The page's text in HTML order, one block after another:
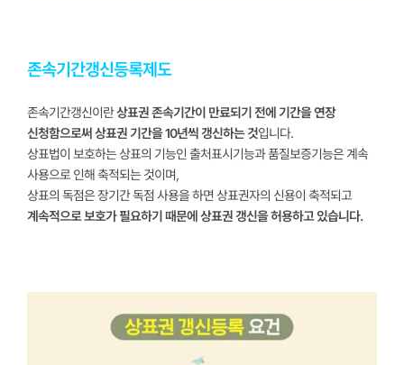
존속기간갱신등록제도
존속기간갱신이란상표권 존속기간이 만료되기 전에 기간을 연장
신청함으로써 상표권 기간을 10년씩 갱신하는 것입니다.
상표법이 보호하는 상표의 기능인 출처표시기능과 품질보증기능은 계속
사용으로 인해 축적되는 것이며,
상표의 독점은 장기간 독점 사용을 하면 상표권자의 신용이 축적되고
계속적으로 보호가 필요하기 때문에 상표권 갱신을 허용하고 있습니다.